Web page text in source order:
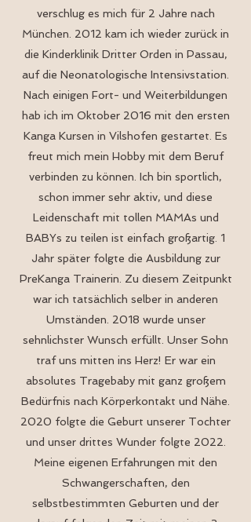
verschlug es mich für 2 Jahre nach
München. 2012 kam ich wieder zurück in
die Kinderklinik Dritter Orden in Passau,
auf die Neonatologische Intensivstation.
Nach einigen Fort- und Weiterbildungen
hab ich im Oktober 2016 mit den ersten
Kanga Kursen in Vilshofen gestartet. Es
freut mich mein Hobby mit dem Beruf
verbinden zu können. Ich bin sportlich,
schon immer sehr aktiv, und diese
Leidenschaft mit tollen MAMAs und
BABYs zu teilen ist einfach großartig. 1
Jahr später folgte die Ausbildung zur
PreKanga Trainerin. Zu diesem Zeitpunkt
war ich tatsächlich selber in anderen
Umständen. 2018 wurde unser
sehnlichster Wunsch erfüllt. Unser Sohn
traf uns mitten ins Herz! Er war ein
absolutes Tragebaby mit ganz großem
Bedürfnis nach Körperkontakt und Nähe.
2020 folgte die Geburt unserer Tochter
und unser drittes Wunder folgte 2022.
Meine eigenen Erfahrungen mit den
Schwangerschaften, den
selbstbestimmten Geburten und der